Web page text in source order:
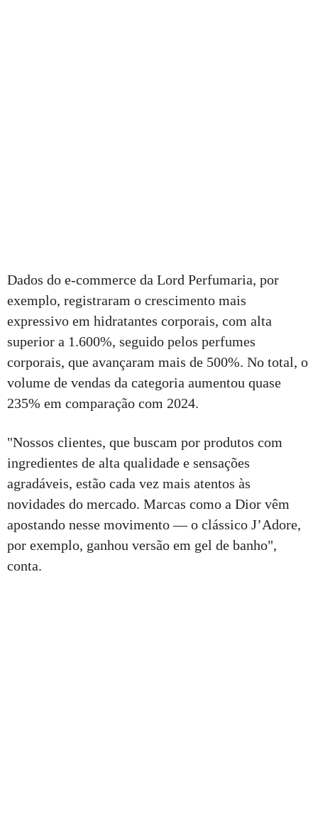
Dados do e-commerce da Lord Perfumaria, por
exemplo, registraram o crescimento mais
expressivo em hidratantes corporais, com alta
superior a 1.600%, seguido pelos perfumes
corporais, que avançaram mais de 500%. No total, o
volume de vendas da categoria aumentou quase
235% em comparação com 2024.
"Nossos clientes, que buscam por produtos com
ingredientes de alta qualidade e sensações
agradáveis, estão cada vez mais atentos às
novidades do mercado. Marcas como a Dior vêm
apostando nesse movimento — o clássico J’Adore,
por exemplo, ganhou versão em gel de banho",
conta.